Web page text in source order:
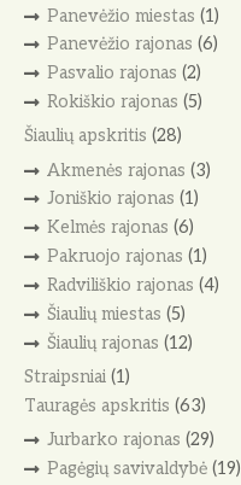
Panevėžio miestas (1)
Panevėžio rajonas (6)
Pasvalio rajonas (2)
Rokiškio rajonas (5)
Šiaulių apskritis (28)
Akmenės rajonas (3)
Joniškio rajonas (1)
Kelmės rajonas (6)
Pakruojo rajonas (1)
Radviliškio rajonas (4)
Šiaulių miestas (5)
Šiaulių rajonas (12)
Straipsniai (1)
Tauragės apskritis (63)
Jurbarko rajonas (29)
Pagėgių savivaldybė(19)